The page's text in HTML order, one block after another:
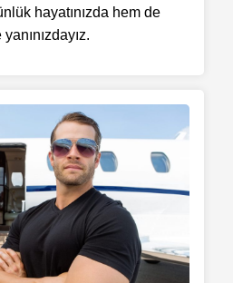
hayatınızda hem de